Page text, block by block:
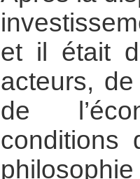
et il était
acteurs,
de
conditions